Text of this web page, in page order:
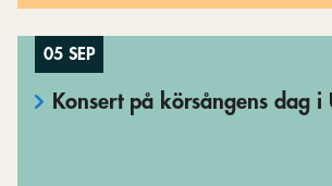
05 SEP
Konsert på körsångens dag i